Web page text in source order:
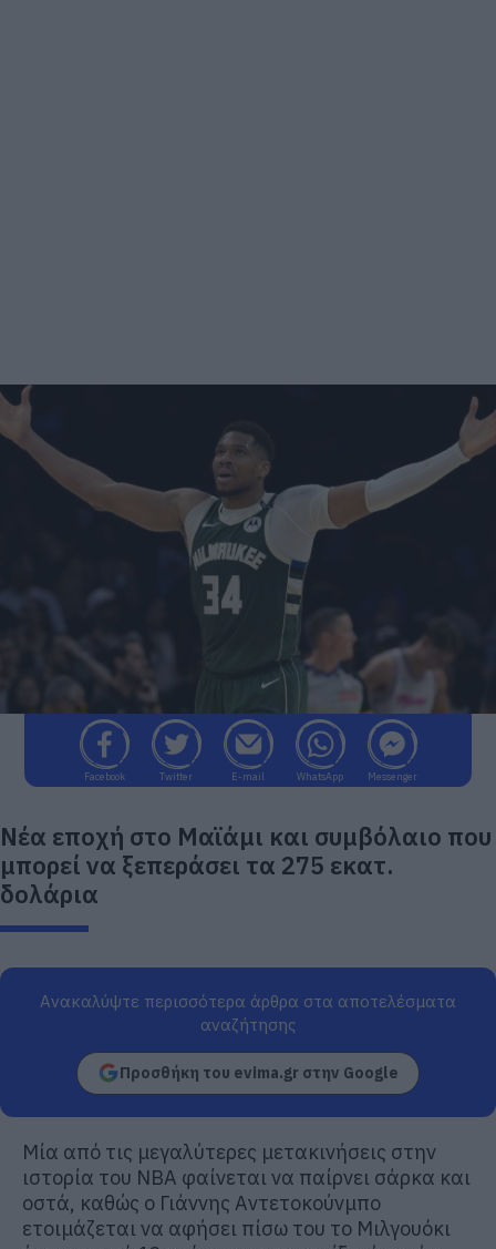
Facebook Twitter E-mail WhatsApp Messenger
Νέα εποχή στο Μαϊάμι και συμβόλαιο που
μπορεί να ξεπεράσει τα 275 εκατ.
δολάρια
Ανακαλύψτε περισσότερα άρθρα στα αποτελέσματα
αναζήτησης
Προσθήκη του evima.gr στην Google
Μία από τις μεγαλύτερες μετακινήσεις στην
ιστορία του NBA φαίνεται να παίρνει σάρκα και
οστά, καθώς ο Γιάννης Αντετοκούνμπο
ετοιμάζεται να αφήσει πίσω του το Μιλγουόκι